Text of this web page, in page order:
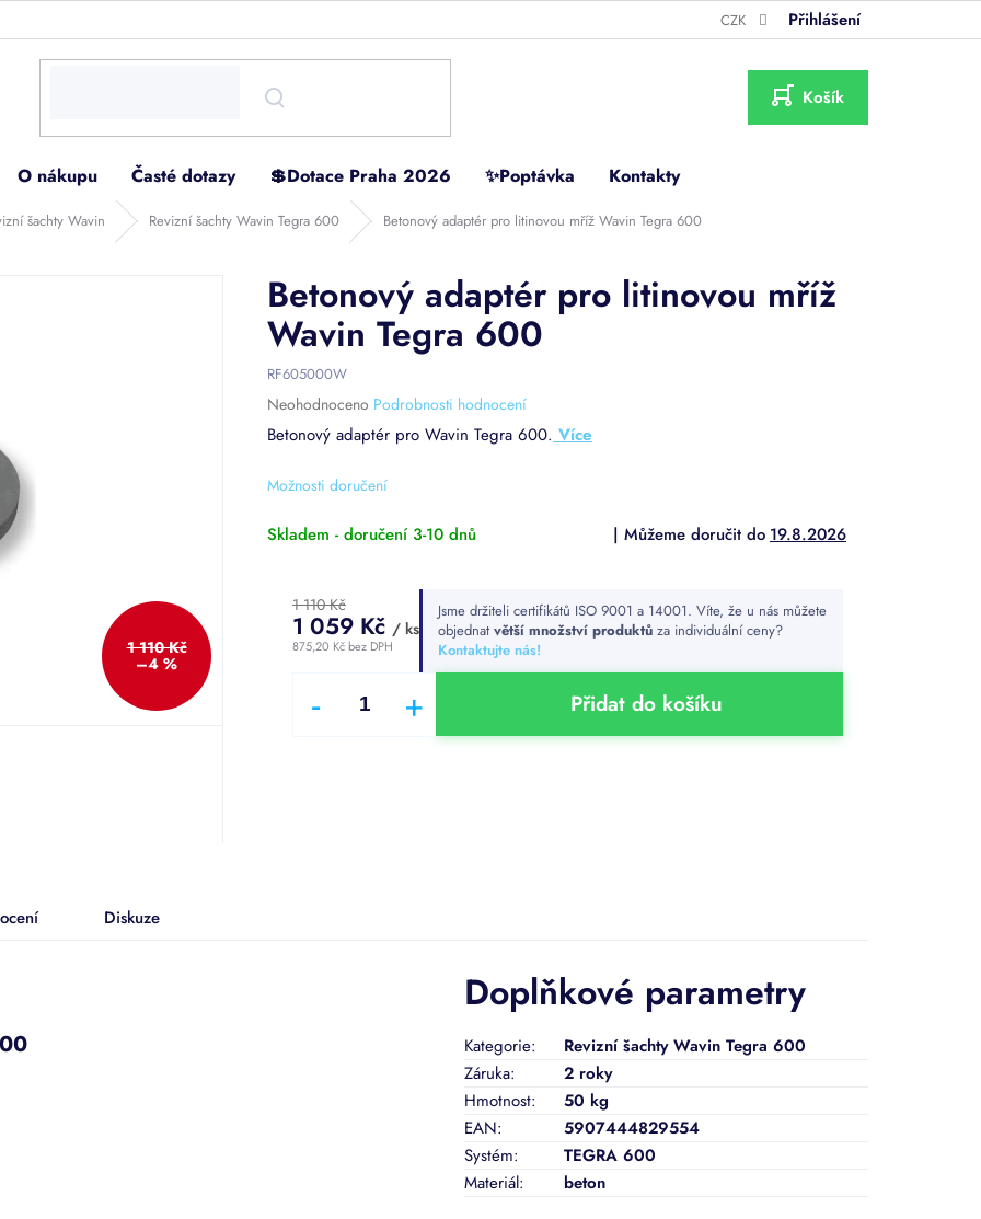
CZK Přihlášení
NÁKUPNÍ
KOŠÍK
O nákupu Časté dotazy 💲Dotace Praha 2026 ✨Poptávka Kontakty
šachty Wavin Revizní šachty Wavin Tegra 600 Betonový adaptér pro litinovou mříž Wavin Tegra 600
1 110 Kč
–4 %
Možnosti doručení
Betonový adaptér pro Wavin Tegra 600.
Betonový adaptér pro litinovou mříž
Wavin Tegra 600
RF605000W
Průměrné
hodnocení
produktu
0,0
5
hvězdiček.
Neohodnoceno Podrobnosti hodnocení
Skladem - doručení 3-10 dnů 19.8.2026
1 110 Kč
1 059 Kč / ks
875,20 Kč bez DPH
Jsme držiteli certifikátů ISO 9001 a 14001. Víte, že u nás můžete
objednat větší množství produktů za individuální ceny?
Kontaktujte nás!
Přidat do košíku
Diskuze
Doplňkové parametry
Kategorie:
Revizní šachty Wavin Tegra 600
Záruka:
2 roky
Hmotnost:
50 kg
EAN:
5907444829554
Systém:
TEGRA 600
Materiál: beton